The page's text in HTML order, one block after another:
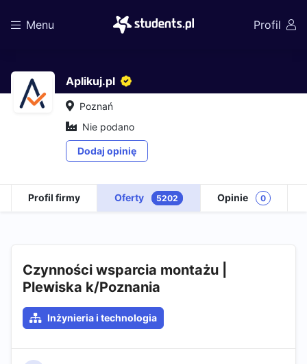
Menu Profil
Aplikuj.pl
Poznań
Nie podano
Dodaj opinię
Profil firmy Oferty 5202 Opinie 0
Czynności wsparcia montażu |
Plewiska k/Poznania
Inżynieria i technologia